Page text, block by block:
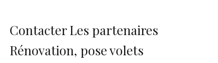
Contacter Les partenaires
Rénovation, pose volets